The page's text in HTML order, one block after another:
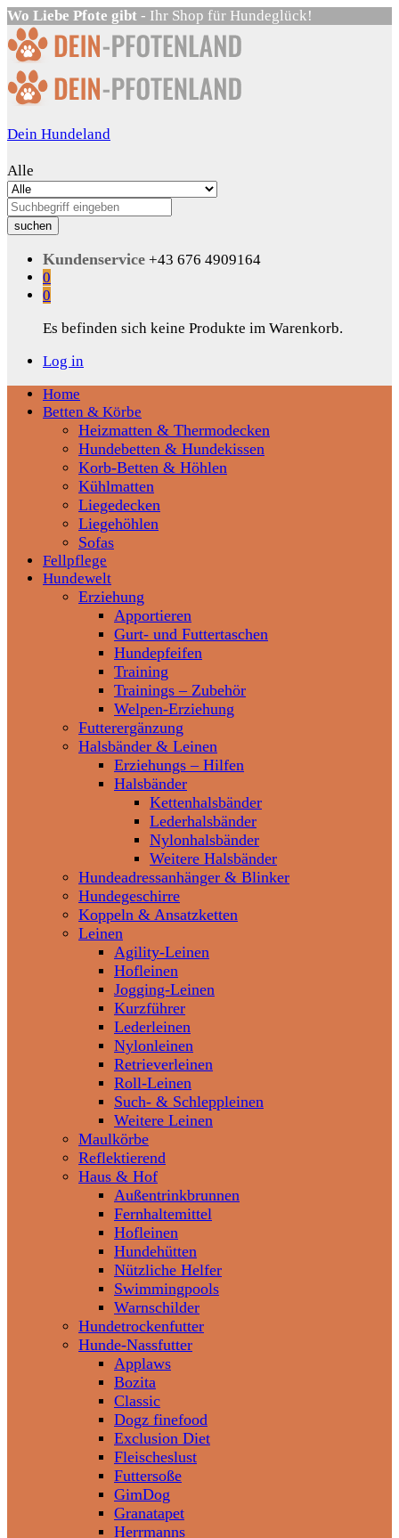
Wo Liebe Pfote gibt - Ihr Shop für Hundeglück!
Dein Hundeland
Alle
suchen
Kundenservice +43 676 4909164
0
0
Es befinden sich keine Produkte im Warenkorb.
Log in
Home
Betten & Körbe
Heizmatten & Thermodecken
Hundebetten & Hundekissen
Korb-Betten & Höhlen
Kühlmatten
Liegedecken
Liegehöhlen
Sofas
Fellpflege
Hundewelt
Erziehung
Apportieren
Gurt- und Futtertaschen
Hundepfeifen
Training
Trainings – Zubehör
Welpen-Erziehung
Futterergänzung
Halsbänder & Leinen
Erziehungs – Hilfen
Halsbänder
Kettenhalsbänder
Lederhalsbänder
Nylonhalsbänder
Weitere Halsbänder
Hundeadressanhänger & Blinker
Hundegeschirre
Koppeln & Ansatzketten
Leinen
Agility-Leinen
Hofleinen
Jogging-Leinen
Kurzführer
Lederleinen
Nylonleinen
Retrieverleinen
Roll-Leinen
Such- & Schleppleinen
Weitere Leinen
Maulkörbe
Reflektierend
Haus & Hof
Außentrinkbrunnen
Fernhaltemittel
Hofleinen
Hundehütten
Nützliche Helfer
Swimmingpools
Warnschilder
Hundetrockenfutter
Hunde-Nassfutter
Applaws
Bozita
Classic
Dogz finefood
Exclusion Diet
Fleischeslust
Futtersoße
GimDog
Granatapet
Herrmanns